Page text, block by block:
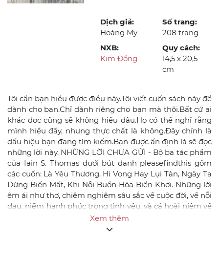
Dịch giả:
Hoàng My
Số trang:
208 trang
NXB:
Kim Đồng
Quy cách:
14,5 x 20,5
cm
Tôi cần bạn hiểu được điều này.Tôi viết cuốn sách này để
dành cho bạn.Chỉ dành riêng cho bạn mà thôi.Bất cứ ai
khác đọc cũng sẽ không hiểu đâu.Họ có thể nghĩ rằng
mình hiểu đấy, nhưng thực chất là không.Đây chính là
dấu hiệu bạn đang tìm kiếm.Bạn được ấn định là sẽ đọc
những lời này. NHỮNG LỜI CHƯA GỬI - Bộ ba tác phẩm
của Iain S. Thomas dưới bút danh pleasefindthis gồm
các cuốn: Là Yêu Thương, Hi Vọng Hay Lụi Tàn, Ngày Ta
Dừng Biến Mất, Khi Nỗi Buồn Hóa Biển Khơi. Những lời
êm ái như thơ, chiêm nghiệm sâu sắc về cuộc đời, về nỗi
đau, niềm hạnh phúc trong tình yêu, và cả hoài niệm về
những điều đã qua... Kể từ khi phát hành vào năm 2011,
bộ sách đã luôn nằm trong danh sách bestseller của
Xem thêm